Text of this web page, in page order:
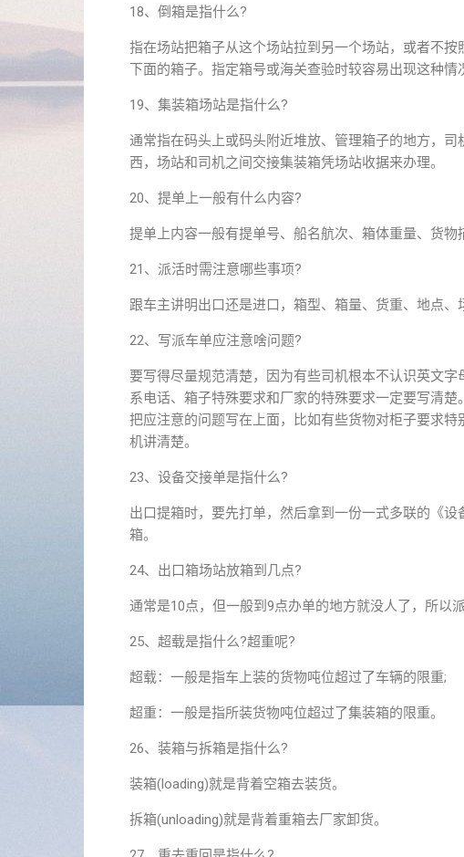
18、倒箱是指什么?
指在场站把箱子从这个场站拉到另一个场站，或者不
下面的箱子。指定箱号或海关查验时较容易出现这种情
19、集装箱场站是指什么?
通常指在码头上或码头附近堆放、管理箱子的地方，
西，场站和司机之间交接集装箱凭场站收据来办理。
20、提单上一般有什么内容?
提单上内容一般有提单号、船名航次、箱体重量、货物
21、派活时需注意哪些事项?
跟车主讲明出口还是进口，箱型、箱量、货重、地点
22、写派车单应注意啥问题?
要写得尽量规范清楚，因为有些司机根本不认识英文
系电话、箱子特殊要求和厂家的特殊要求一定要写清
把应注意的问题写在上面，比如有些货物对柜子要求
机讲清楚。
23、设备交接单是指什么?
出口提箱时，要先打单，然后拿到一份一式多联的《
箱。
24、出口箱场站放箱到几点?
通常是10点，但一般到9点办单的地方就没人了，所以
25、超载是指什么?超重呢?
超载：一般是指车上装的货物吨位超过了车辆的限重;
超重：一般是指所装货物吨位超过了集装箱的限重。
26、装箱与拆箱是指什么?
装箱(loading)就是背着空箱去装货。
拆箱(unloading)就是背着重箱去厂家卸货。